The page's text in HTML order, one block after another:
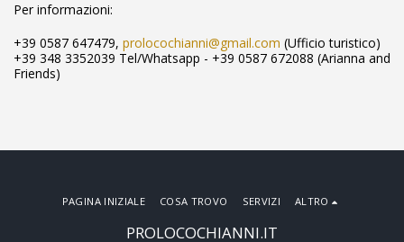
Per informazioni:
+39 0587 647479, prolocochianni@gmail.com (Ufficio turistico)
+39 348 3352039 Tel/Whatsapp - +39 0587 672088 (Arianna and
Friends)
PROLOCOCHIANNI.IT
PAGINA INIZIALE COSA TROVO SERVIZI ALTRO